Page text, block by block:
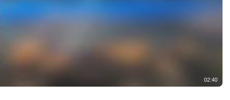
02:40